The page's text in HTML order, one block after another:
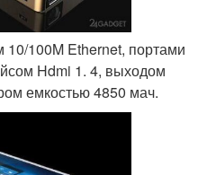
10/100M Ethernet, портами
Hdmi 1. 4, выходом
емкостью 4850 мач.